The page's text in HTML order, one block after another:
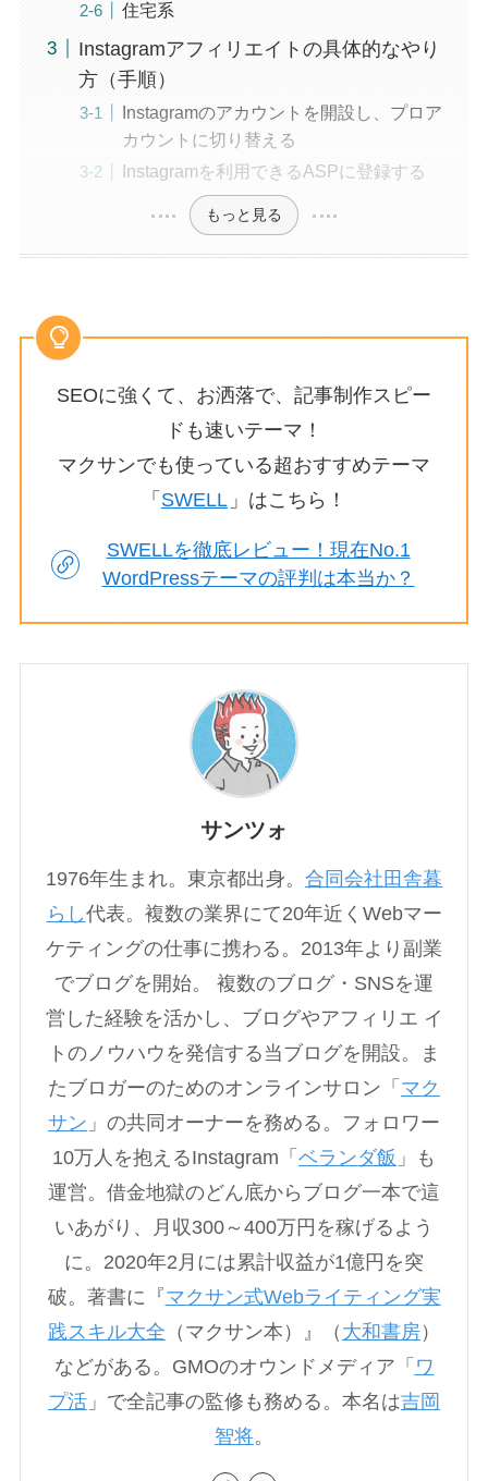
住宅系
Instagramアフィリエイトの具体的なやり
方（手順）
Instagramのアカウントを開設し、プロア
カウントに切り替える
Instagramを利用できるASPに登録する
もっと見る
SEOに強くて、お洒落で、記事制作スピー
ドも速いテーマ！
マクサンでも使っている超おすすめテーマ
「 SWELL 」はこちら！
SWELLを徹底レビュー！現在No.1
WordPressテーマの評判は本当か？
サンツォ
1976年生まれ。東京都出身。 合同会社田舎暮
らし代表。複数の業界にて20年近くWebマー
ケティングの仕事に携わる。2013年より副業
でブログを開始。 複数のブログ・SNSを運
営した経験を活かし、ブログやアフィリエ イ
トのノウハウを発信する当ブログを開設。ま
たブロガーのためのオンラインサロン「 マク
サン 」の共同オーナーを務める。フォロワー
10万人を抱えるInstagram「 ベランダ飯 」も
運営。借金地獄のどん底からブログ一本で這
いあがり、月収300～400万円を稼げるよう
に。2020年2月には累計収益が1億円を突
破。著書に『マクサン式Webライティング実
践スキル大全 （マクサン本）』（ 大和書房）
などがある。GMOのオウンドメディア「 ワ
プ活 」で全記事の監修も務める。本名は吉岡
智将。